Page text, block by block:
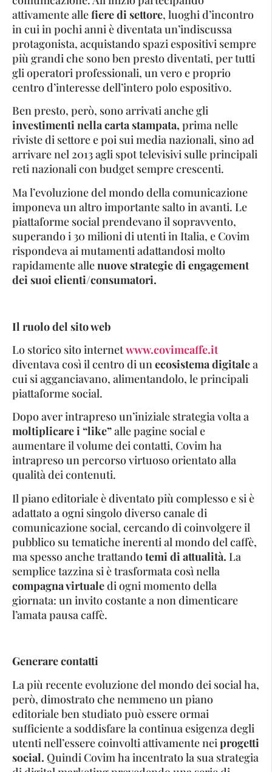
attivamente allefiere di settore, luoghi d’incontro
in cui in pochi anni è diventata un’indiscussa
protagonista, acquistando spazi espositivi sempre
più grandi che sono ben presto diventati, per tutti
gli operatori professionali, un vero e proprio
centro d’interesse dell’intero polo espositivo.
Ben presto, però, sono arrivati anche gli
investimenti nella carta stampata, prima nelle
riviste di settore e poi sui media nazionali, sino ad
arrivare nel 2013 agli spot televisivi sulle principali
reti nazionali con budget sempre crescenti.
Ma l’evoluzione del mondo della comunicazione
imponeva un altro importante salto in avanti. Le
piattaforme social prendevano il sopravvento,
superando i 30 milioni di utenti in Italia, e Covim
rispondeva ai mutamenti adattandosi molto
rapidamente allenuove strategie di engagement
dei suoi clienti/consumatori.
Il ruolo del sito web
Lo storico sito internetwww.covimcaffe.it
diventava così il centro di unecosistema digitalea
cui si agganciavano, alimentandolo, le principali
piattaforme social.
Dopo aver intrapreso un’iniziale strategia volta a
moltiplicare i “like”alle pagine social e
aumentare il volume dei contatti, Covim ha
intrapreso un percorso virtuoso orientato alla
qualità dei contenuti.
Il piano editoriale è diventato più complesso e si è
adattato a ogni singolo diverso canale di
comunicazione social, cercando di coinvolgere il
pubblico su tematiche inerenti al mondo del caffè,
ma spesso anche trattandotemi di attualità. La
semplice tazzina si è trasformata così nella
compagna virtualedi ogni momento della
giornata: un invito costante a non dimenticare
l’amata pausa caffè.
Generare contatti
La più recente evoluzione del mondo dei social ha,
però, dimostrato che nemmeno un piano
editoriale ben studiato può essere ormai
sufficiente a soddisfare la continua esigenza degli
utenti nell’essere coinvolti attivamente neiprogetti
social. Quindi Covim ha incentrato la sua strategia